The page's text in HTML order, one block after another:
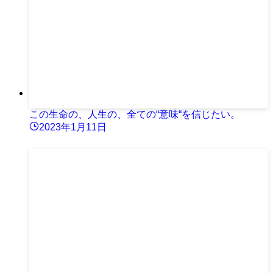
この生命の、人生の、全ての“意味“を信じたい。
2023年1月11日